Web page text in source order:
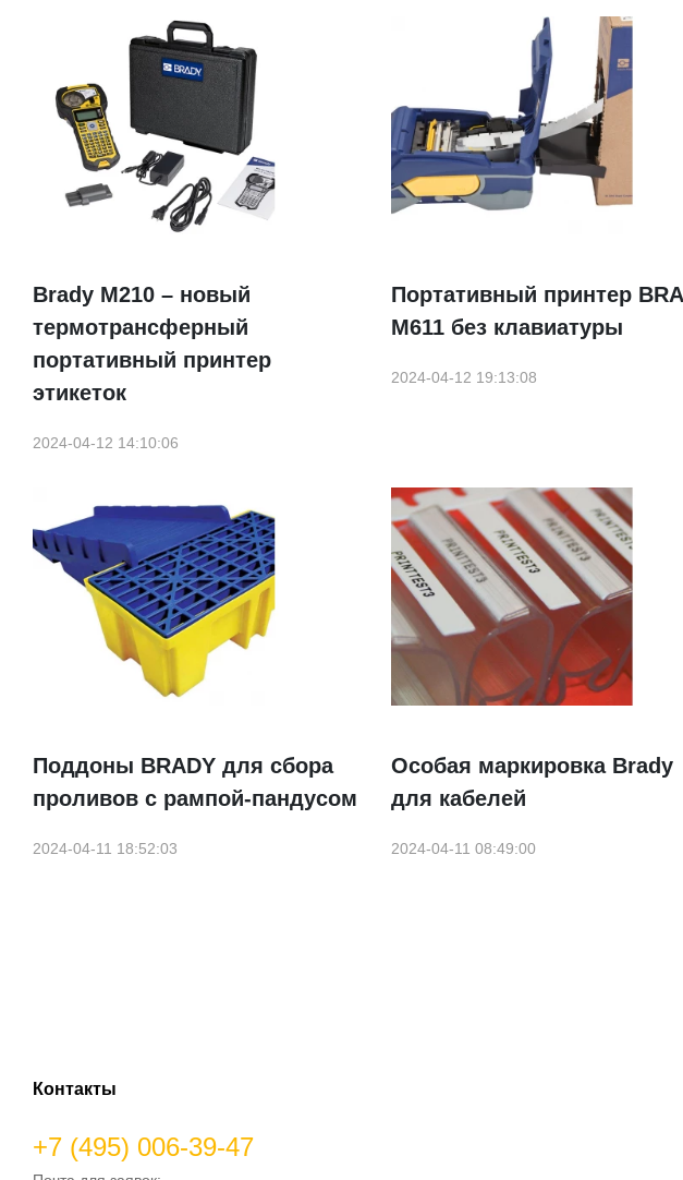
Brady М210 – новый
термотрансферный
портативный принтер
этикеток
2024-04-12 14:10:06
Портативный принтер
M611 без клавиатуры
2024-04-12 19:13:08
Поддоны BRADY для сбора
проливов с рампой-пандусом
2024-04-11 18:52:03
Особая маркировка Brady
для кабелей
2024-04-11 08:49:00
Контакты
+7 (495) 006-39-47